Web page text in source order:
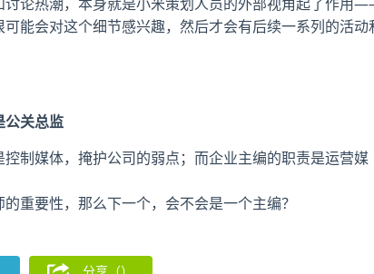
能会对这个细节感兴趣，然后才会有后续一系列的活动
公关总监
制媒体，掩护公司的弱点；而企业主编的职责是运营媒
重要性，那么下一个，会不会是一个主编？